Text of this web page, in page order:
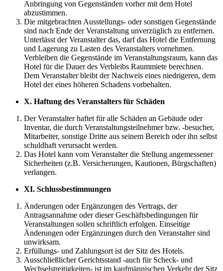
Anbringung von Gegenständen vorher mit dem Hotel
abzustimmen.
Die mitgebrachten Ausstellungs- oder sonstigen Gegenstände
sind nach Ende der Veranstaltung unverzüglich zu entfernen.
Unterlässt der Veranstalter das, darf das Hotel die Entfernung
und Lagerung zu Lasten des Veranstalters vornehmen.
Verbleiben die Gegenstände im Veranstaltungsraum, kann das
Hotel für die Dauer des Verbleibs Raummiete berechnen.
Dem Veranstalter bleibt der Nachweis eines niedrigeren, dem
Hotel der eines höheren Schadens vorbehalten.
X. Haftung des Veranstalters für Schäden
Der Veranstalter haftet für alle Schäden an Gebäude oder
Inventar, die durch Veranstaltungsteilnehmer bzw. -besucher,
Mitarbeiter, sonstige Dritte aus seinem Bereich oder ihn selbst
schuldhaft verursacht werden.
Das Hotel kann vom Veranstalter die Stellung angemessener
Sicherheiten (z.B. Versicherungen, Kautionen, Bürgschaften)
verlangen.
XI. Schlussbestimmungen
Änderungen oder Ergänzungen des Vertrags, der
Antragsannahme oder dieser Geschäftsbedingungen für
Veranstaltungen sollen schriftlich erfolgen. Einseitige
Änderungen oder Ergänzungen durch den Veranstalter sind
unwirksam.
Erfüllungs- und Zahlungsort ist der Sitz des Hotels.
Ausschließlicher Gerichtsstand -auch für Scheck- und
Wechselstreitigkeiten- ist im kaufmännischen Verkehr der Sitz